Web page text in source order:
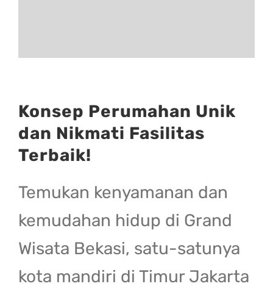
Konsep Perumahan Unik
dan Nikmati Fasilitas
Terbaik!
Temukan kenyamanan dan
kemudahan hidup di Grand
Wisata Bekasi, satu-satunya
kota mandiri di Timur Jakarta